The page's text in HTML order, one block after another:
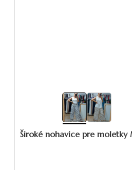
Široké nohavice pre moletky